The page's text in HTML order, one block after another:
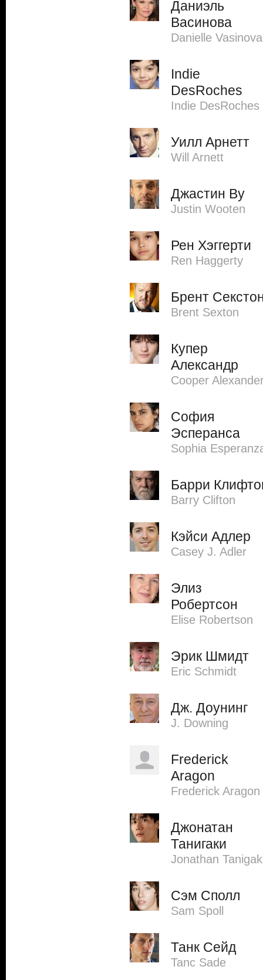
Даниэль
Васинова
Danielle Vasinova
Indie
DesRoches
Indie DesRoches
Уилл Арнетт
Will Arnett
Джастин Ву
Justin Wooten
Рен Хэггерти
Ren Haggerty
Брент
Brent Sexton
Купер
Александр
Cooper
София
Эсперанса
Sophia
Барри
Barry Clifton
Кэйси Адлер
Casey J. Adler
Элиз
Робертсон
Elise Robertson
Эрик Шмидт
Eric Schmidt
Дж. Доунинг
J. Downing
Frederick
Aragon
Frederick Aragon
Джонатан
Танигаки
Jonathan
Сэм Сполл
Sam Spoll
Танк Сейд
Tanc Sade